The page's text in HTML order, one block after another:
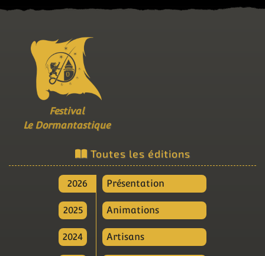
Festival
Le Dormantastique
Toutes les éditions
2026
2025
2024
Présentation
Animations
Artisans